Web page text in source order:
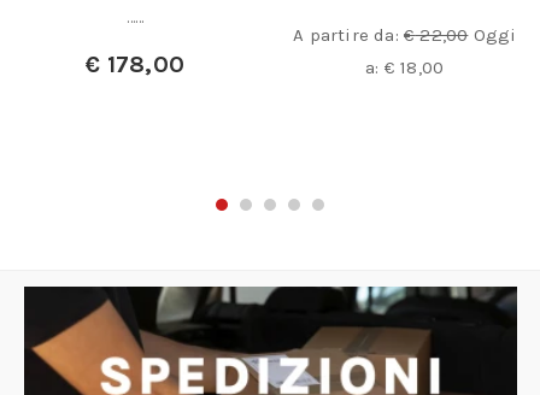
……
€ 178,00
A partire da: €22,00Oggi
a: € 18,00